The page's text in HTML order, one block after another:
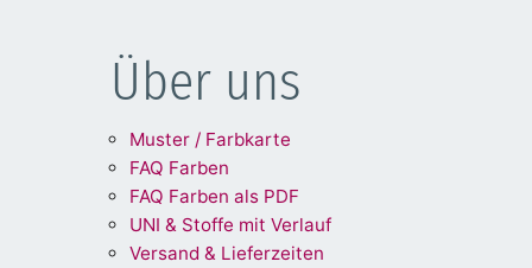
Über uns
Muster / Farbkarte
FAQ Farben
FAQ Farben als PDF
UNI & Stoffe mit Verlauf
Versand & Lieferzeiten